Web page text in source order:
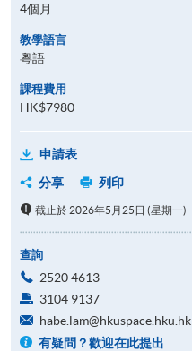
4個月
教學語言
粵語
課程費用
HK$7980
申請表
分享
列印
截止於 2026年5月25日 (星期一)
查詢
2520 4613
3104 9137
habe.lam@hkuspace.hku.hk
有疑問？歡迎在此提出